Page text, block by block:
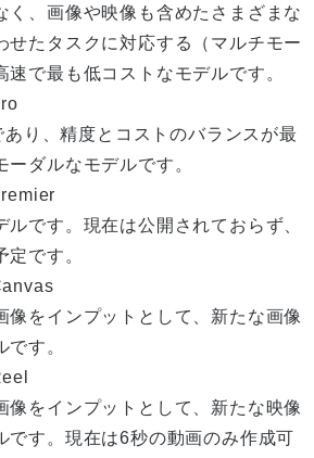
く、画像や映像も含めたさまざまな
せたタスクに対応する（マルチモー
速で最も低コストなモデルです。
り、精度とコストのバランスが最
ーダルなモデルです。
ルです。現在は公開されておらず、
です。
像をインプットとして、新たな画像
です。
像をインプットとして、新たな映像
です。現在は6秒の動画のみ作成可